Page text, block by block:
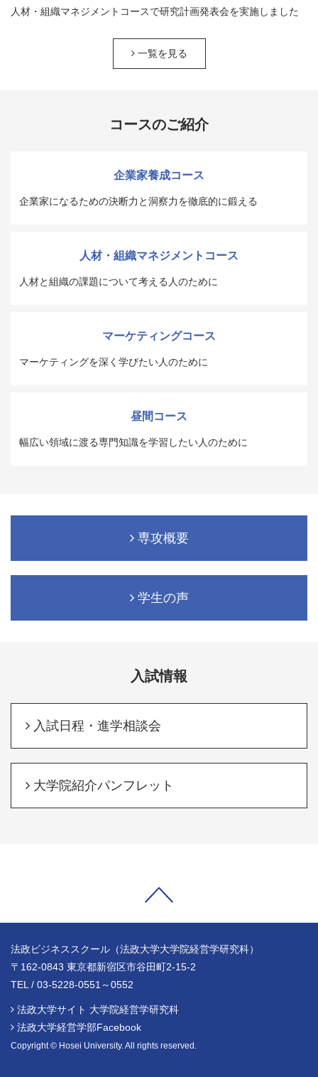
人材・組織マネジメントコースで研究計画発表会を実施しました
一覧を見る
コースのご紹介
企業家養成コース
企業家になるための決断力と洞察力を徹底的に鍛える
人材・組織マネジメントコース
人材と組織の課題について考える人のために
マーケティングコース
マーケティングを深く学びたい人のために
昼間コース
幅広い領域に渡る専門知識を学習したい人のために
専攻概要
学生の声
入試情報
入試日程・進学相談会
大学院紹介パンフレット
法政ビジネススクール（法政大学大学院経営学研究科）
〒162-0843 東京都新宿区市谷田町2-15-2
TEL / 03-5228-0551～0552
法政大学サイト 大学院経営学研究科
法政大学経営学部Facebook
Copyright © Hosei University. All rights reserved.